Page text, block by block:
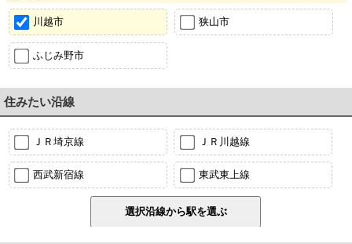
川越市 狭山市
ふじみ野市
住みたい沿線
ＪＲ埼京線 ＪＲ川越線
西武新宿線 東武東上線